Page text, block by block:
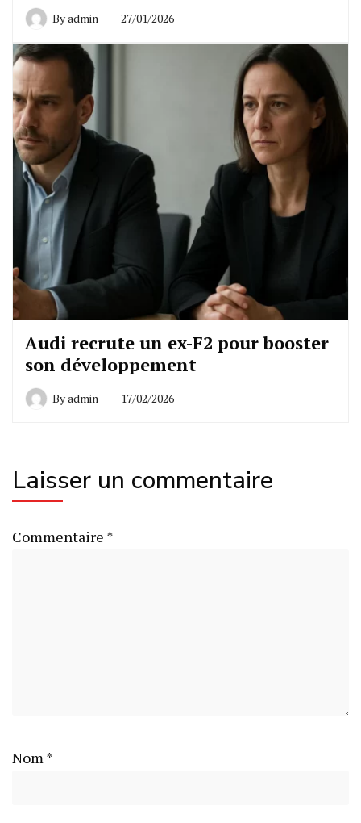
Byadmin 27/01/2026
Audi recrute un ex-F2 pour booster
son développement
Byadmin 17/02/2026
Laisser un commentaire
Commentaire *
Nom *